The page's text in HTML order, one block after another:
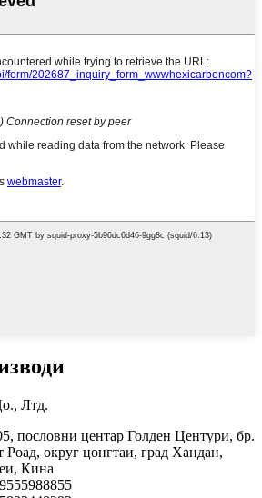
Лтд.
пословни центар Голден Центури, бр.
Роад, округ цонгтаи, град Хандан,
Кина